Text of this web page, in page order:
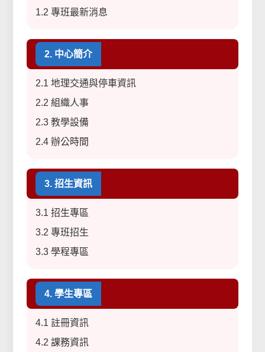
1.2 專班最新消息
2. 中心簡介
2.1 地理交通與停車資訊
2.2 組織人事
2.3 教學設備
2.4 辦公時間
3. 招生資訊
3.1 招生專區
3.2 專班招生
3.3 學程專區
4. 學生專區
4.1 註冊資訊
4.2 課務資訊